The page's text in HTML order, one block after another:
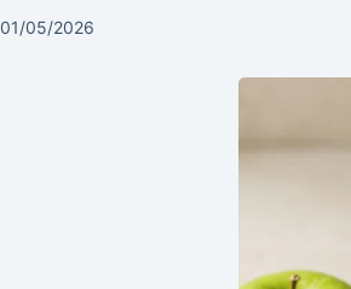
01/05/2026